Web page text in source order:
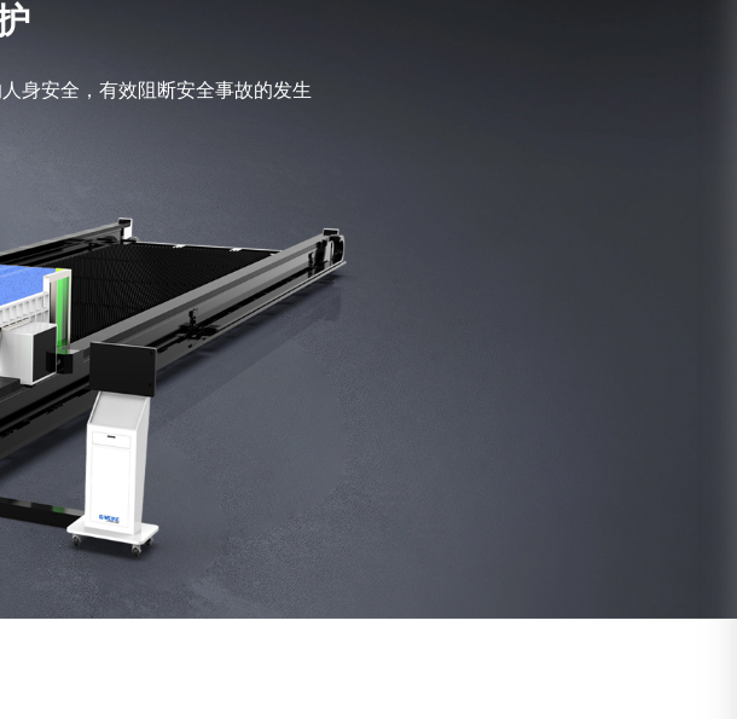
身安全，有效阻断安全事故的发生